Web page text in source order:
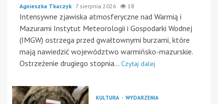
Agnieszka Tkaczyk 7 sierpnia 2026 18
Intensywne zjawiska atmosferyczne nad Warmią i
Mazurami Instytut Meteorologii i Gospodarki Wodnej
(IMGW) ostrzega przed gwałtownymi burzami, które
mają nawiedzić województwo warmińsko-mazurskie.
Ostrzeżenie drugiego stopnia... Czytaj dalej
KULTURA WYDARZENIA